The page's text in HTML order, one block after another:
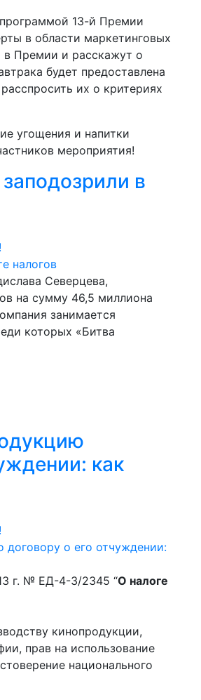
13-й Премии
в области маркетинговых
в Премии и расскажут о
будет предоставлена
их о критериях
угощения и напитки
мероприятия!
в
Северцева,
на сумму 46,5 миллиона
занимается
которых «Битва
как
г. № ЕД-4-3/2345 “О налоге
кинопродукции,
прав на использование
национального